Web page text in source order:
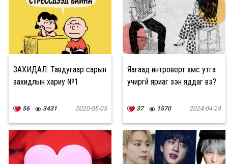
ЗАХИДАЛ: Тавдугаар сарын
захидлын хариу №1
56 3431 2020-05-05
Яагаад интроверт хүмүүс утга
учиргүй яриаг үзэн яддаг вэ?
37 1570 2024-04-24